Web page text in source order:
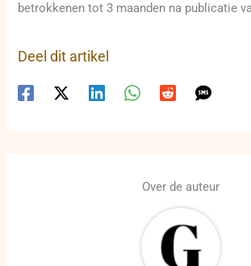
betrokkenen tot 3 maanden na publicatie
Deel dit artikel
Over de auteur